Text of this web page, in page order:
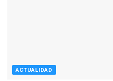
ACTUALIDAD